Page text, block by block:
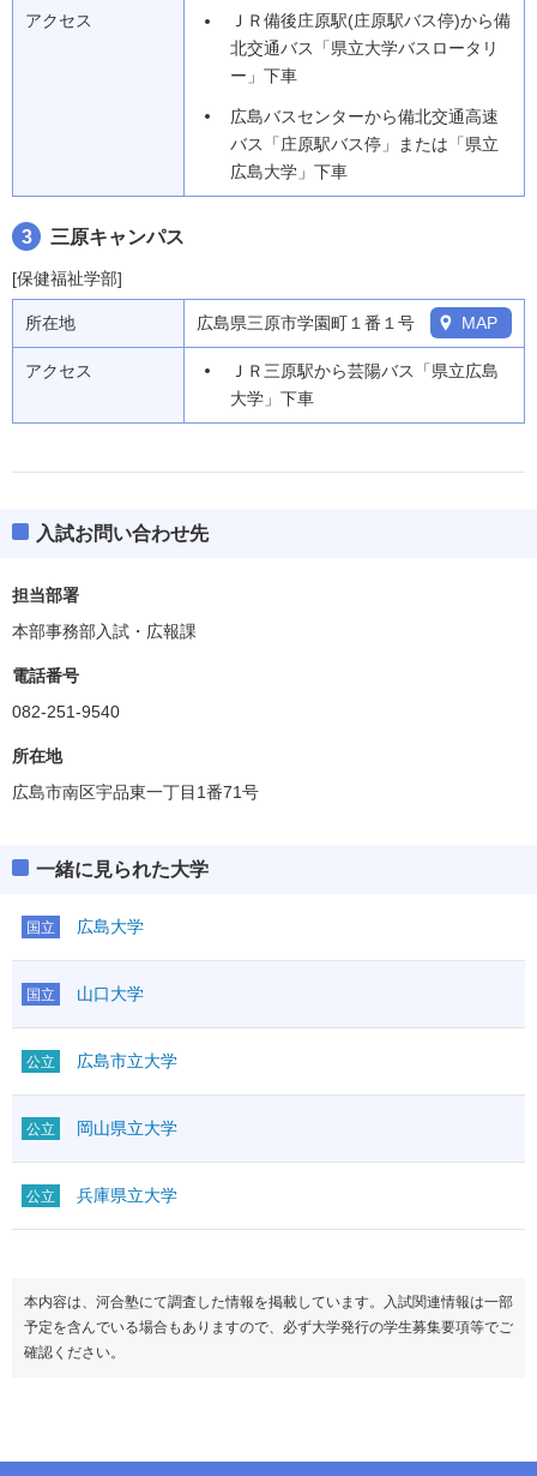
アクセス
ＪＲ備後庄原駅(庄原駅バス停)から備
北交通バス「県立大学バスロータリ
ー」下車
広島バスセンターから備北交通高速
バス「庄原駅バス停」または「県立
広島大学」下車
3 三原キャンパス
[保健福祉学部]
所在地 広島県三原市学園町１番１号 MAP
アクセス
ＪＲ三原駅から芸陽バス「県立広島
大学」下車
入試お問い合わせ先
担当部署
本部事務部入試・広報課
電話番号
082-251-9540
所在地
広島市南区宇品東一丁目1番71号
一緒に見られた大学
国立 広島大学
国立 山口大学
公立 広島市立大学
公立 岡山県立大学
公立 兵庫県立大学
本内容は、河合塾にて調査した情報を掲載しています。入試関連情報は一部
予定を含んでいる場合もありますので、必ず大学発行の学生募集要項等でご
確認ください。